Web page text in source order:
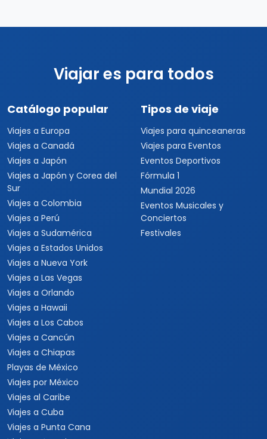
Viajar es para todos
Catálogo popular
Viajes a Europa
Viajes a Canadá
Viajes a Japón
Viajes a Japón y Corea del
Sur
Viajes a Colombia
Viajes a Perú
Viajes a Sudamérica
Viajes a Estados Unidos
Viajes a Nueva York
Viajes a Las Vegas
Viajes a Orlando
Viajes a Hawaii
Viajes a Los Cabos
Viajes a Cancún
Viajes a Chiapas
Playas de México
Viajes por México
Viajes al Caribe
Viajes a Cuba
Viajes a Punta Cana
Tipos de viaje
Viajes para quinceaneras
Viajes para Eventos
Eventos Deportivos
Fórmula 1
Mundial 2026
Eventos Musicales y
Conciertos
Festivales